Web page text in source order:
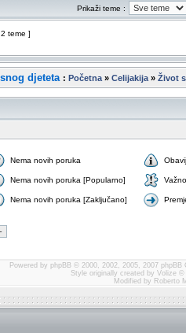
Prikaži teme :
teme ]
djeteta : Početna » Celijakija » Život
Nema novih poruka
Nema novih poruka [Popularno] Važno
Nema novih poruka [Zaključano]
Powered by phpBB © 2000, 2002, 2005, 2007 phpBB
Style originally created by Volize ©
Modified by Roberto